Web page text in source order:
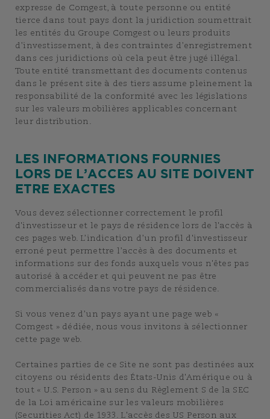
expresse de Comgest, à toute personne ou entité
tierce dans tout pays dont la juridiction soumettrait
les entités du Groupe Comgest ou leurs produits
d’investissement, à des contraintes d’enregistrement
dans ces juridictions où cela peut être jugé illégal.
Toute entité transmettant des documents contenus
dans le présent site à des tiers assume pleinement la
responsabilité de la conformité avec les législations
sur les valeurs mobilières applicables concernant
leur distribution.
LES INFORMATIONS FOURNIES
LORS DE L’ACCES AU SITE DOIVENT
ETRE EXACTES
Vous devez sélectionner correctement le profil
d'investisseur et le pays de résidence lors de l'accès à
ces pages web. L’indication d’un profil d'investisseur
erroné peut permettre l’accès à des documents et
informations sur des fonds auxquels vous n'êtes pas
autorisé à accéder et qui peuvent ne pas être
commercialisés dans votre pays de résidence.
Si vous venez d’un pays ayant une page web «
Comgest » dédiée, nous vous invitons à sélectionner
cette page web.
Certaines parties de ce Site ne sont pas destinées aux
citoyens ou résidents des États-Unis d'Amérique ou à
tout « U.S. Person » au sens du Règlement S de la SEC
de la Loi américaine sur les valeurs mobilières
(Securities Act) de 1933. L'accès des US Person aux